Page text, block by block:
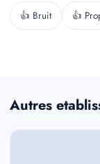
👍 Bruit 👍
Autres